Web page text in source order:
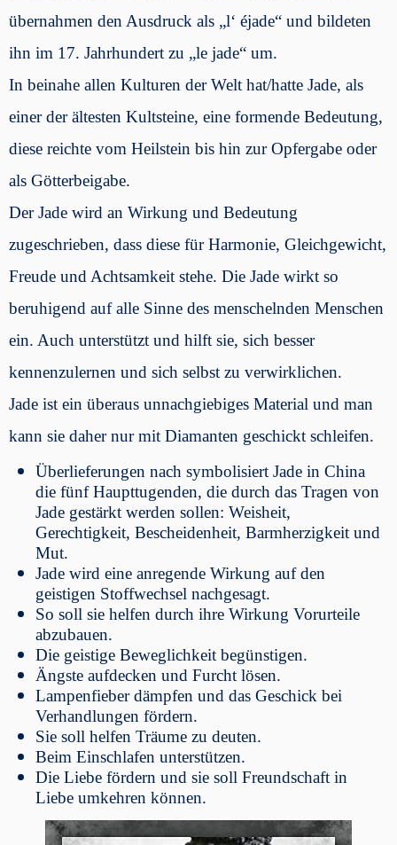
übernahmen den Ausdruck als „l‘ éjade“ und bildeten
ihn im 17. Jahrhundert zu „le jade“ um.
In beinahe allen Kulturen der Welt hat/hatte Jade, als
einer der ältesten Kultsteine, eine formende Bedeutung,
diese reichte vom Heilstein bis hin zur Opfergabe oder
als Götterbeigabe.
Der Jade wird an Wirkung und Bedeutung
zugeschrieben, dass diese für Harmonie, Gleichgewicht,
Freude und Achtsamkeit stehe. Die Jade wirkt so
beruhigend auf alle Sinne des menschelnden Menschen
ein. Auch unterstützt und hilft sie, sich besser
kennenzulernen und sich selbst zu verwirklichen.
Jade ist ein überaus unnachgiebiges Material und man
kann sie daher nur mit Diamanten geschickt schleifen.
Überlieferungen nach symbolisiert Jade in China
die fünf Haupttugenden, die durch das Tragen von
Jade gestärkt werden sollen: Weisheit,
Gerechtigkeit, Bescheidenheit, Barmherzigkeit und
Mut.
Jade wird eine anregende Wirkung auf den
geistigen Stoffwechsel nachgesagt.
So soll sie helfen durch ihre Wirkung Vorurteile
abzubauen.
Die geistige Beweglichkeit begünstigen.
Ängste aufdecken und Furcht lösen.
Lampenfieber dämpfen und das Geschick bei
Verhandlungen fördern.
Sie soll helfen Träume zu deuten.
Beim Einschlafen unterstützen.
Die Liebe fördern und sie soll Freundschaft in
Liebe umkehren können.